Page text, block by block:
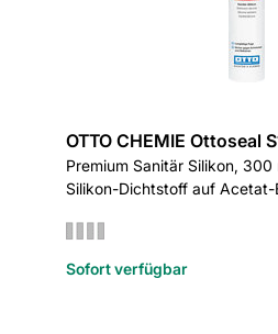
OTTO CHEMIE Ottoseal
Premium Sanitär Silikon, 300
Silikon-Dichtstoff auf Acetat-
Sofort verfügbar